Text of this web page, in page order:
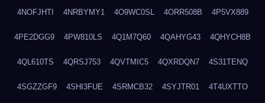
4NOFJHTI 4NRBYMY1 4O9WC0SL 4ORR508B 4P5VX889
4PE2DGG9 4PW810LS 4Q1M7Q60 4QAHYG43 4QHYCH8B
4QL610TS 4QRSJ753 4QVTMIC5 4QXRDQN7 4S31TENQ
4SGZZGF9 4SHI3FUE 4SRMCB32 4SYJTR01 4T4UXTTO